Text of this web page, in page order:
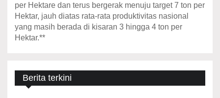
per Hektare dan terus bergerak menuju target 7 ton per
Hektar, jauh diatas rata-rata produktivitas nasional
yang masih berada di kisaran 3 hingga 4 ton per
Hektar.**
Berita terkini